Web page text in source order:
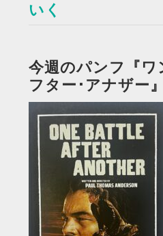
いく
今週のパンフ『ワ
フター･アナザー』